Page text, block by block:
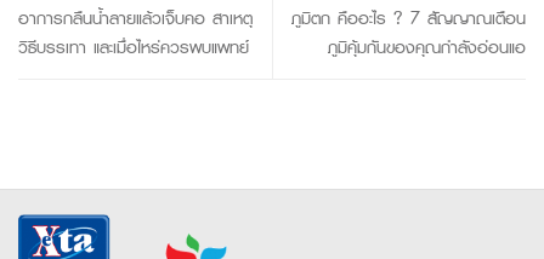
อาการกลืนน้ำลายแล้วเจ็บคอ สาเหตุ
วิธีบรรเทา และเมื่อไหร่ควรพบแพทย์
ภูมิตก คืออะไร ? 7 สัญญาณเตือน
ภูมิคุ้มกันของคุณกำลังอ่อนแอ